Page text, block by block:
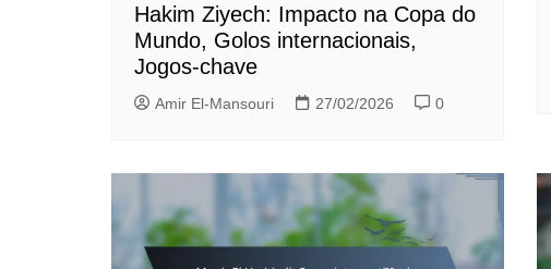
Hakim Ziyech: Impacto na Copa do
Mundo, Golos internacionais,
Jogos-chave
Amir El-Mansouri 27/02/2026 0